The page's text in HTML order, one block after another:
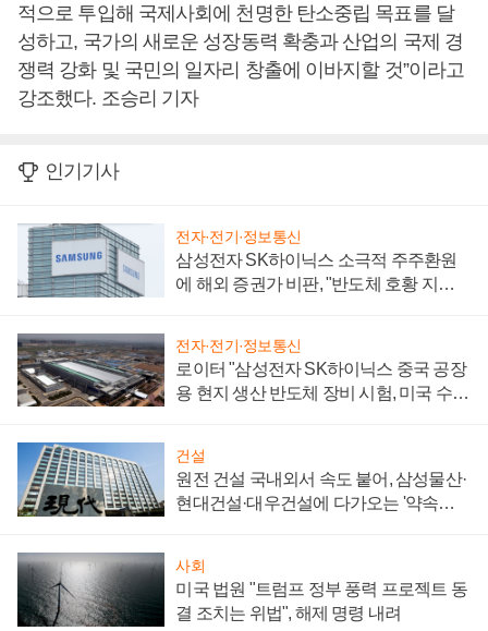
적으로 투입해 국제사회에 천명한 탄소중립 목표를 달
성하고, 국가의 새로운 성장동력 확충과 산업의 국제 경
쟁력 강화 및 국민의 일자리 창출에 이바지할 것”이라고
강조했다. 조승리 기자
인기기사
전자·전기·정보통신
삼성전자 SK하이닉스 소극적 주주환원
에 해외 증권가 비판, "반도체 호황 지속
전자·전기·정보통신
로이터 "삼성전자 SK하이닉스 중국 공장
용 현지 생산 반도체 장비 시험, 미국 수출
건설
원전 건설 국내외서 속도 붙어, 삼성물산·
현대건설·대우건설에 다가오는 '약속의
사회
미국 법원 "트럼프 정부 풍력 프로젝트 동
결 조치는 위법", 해제 명령 내려